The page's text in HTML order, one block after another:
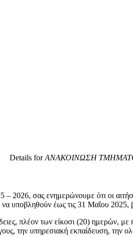
Details forΑΝΑΚΟΙΝΩΣΗ
– 2026, σας ενημερώνουμε ότι οι
να υποβληθούν έως τις 31 Μαΐου
πλέον των είκοσι (20) ημερών, με
την υπηρεσιακή εκπαίδευση,